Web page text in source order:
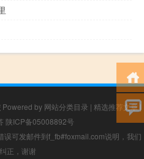
Powered by 网站分类目录 | 精选推荐文章 |
陕ICP备05008892号
可发邮件到f_fb#foxmail.com说明，我们
正，谢谢